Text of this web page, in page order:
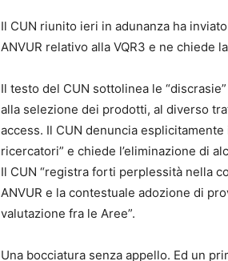
Il CUN riunito ieri in adunanza ha
ANVUR relativo alla VQR3 e ne chiede
Il testo del CUN sottolinea le
alla selezione dei prodotti, al diverso
access. Il CUN denuncia
ricercatori” e chiede l’eliminazione di
Il CUN “registra forti perplessità nella
ANVUR e la contestuale adozione di
valutazione fra le Aree”.
Una bocciatura senza appello. Ed un